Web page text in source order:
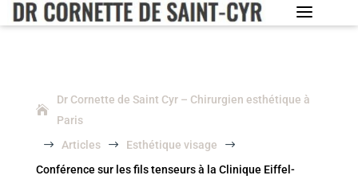
Dr Cornette de Saint Cyr – Chirurgien esthétique à
Paris
$
Articles $ Esthétique visage
$
Conférence sur les fils tenseurs à la Clinique Eiffel-